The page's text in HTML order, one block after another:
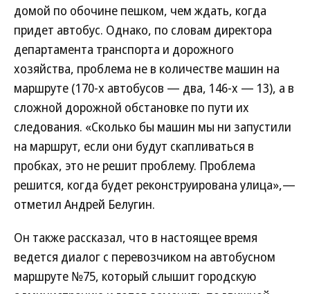
домой по обочине пешком, чем ждать, когда
придет автобус. Однако, по словам директора
департамента транспорта и дорожного
хозяйства, проблема не в количестве машин на
маршруте (170-х автобусов — два, 146-х — 13), а в
сложной дорожной обстановке по пути их
следования. «Сколько бы машин мы ни запустили
на маршрут, если они будут скапливаться в
пробках, это не решит проблему. Проблема
решится, когда будет реконструирована улица»,—
отметил Андрей Белугин.
Он также рассказал, что в настоящее время
ведется диалог с перевозчиком на автобусном
маршруте №75, который слышит городскую